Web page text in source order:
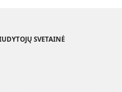
SVETAINĖ